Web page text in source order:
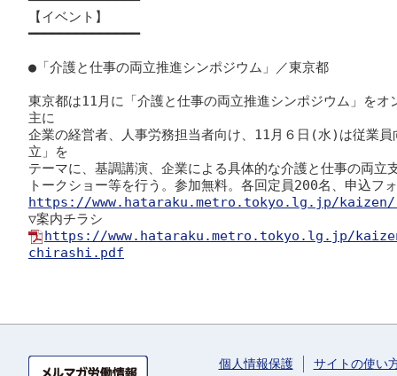
【イベント】
━━━━━━━━━━━━━━
●「介護と仕事の両立推進シンポジウム」／東京都
東京都は11月に「介護と仕事の両立推進シンポジウム」を
主に
企業の経営者、人事労務担当者向け、11月６日(水)は従業員
立」を
テーマに、基調講演、企業による具体的な介護と仕事の両立
https://www.hataraku.metro.tokyo.lg.jp/
https://www.hataraku.metro.tokyo.lg.jp/
chirashi.pdf
個人情報保護 サイトの使い